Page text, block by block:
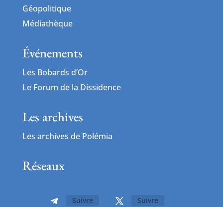
Géopolitique
Médiathèque
Événements
Les Bobards d’Or
Le Forum de la Dissidence
Les archives
Les archives de Polémia
Réseaux
Suivre Suivre